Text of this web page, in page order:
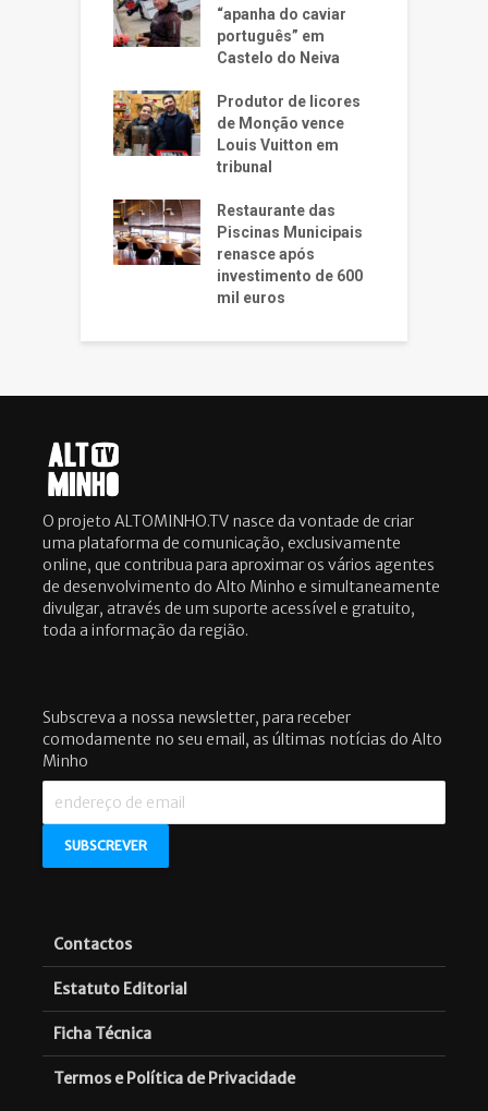
“apanha do caviar
português” em
Castelo do Neiva
Produtor de licores
de Monção vence
Louis Vuitton em
tribunal
Restaurante das
Piscinas Municipais
renasce após
investimento de 600
mil euros
O projeto ALTOMINHO.TV nasce da vontade de criar
uma plataforma de comunicação, exclusivamente
online, que contribua para aproximar os vários agentes
de desenvolvimento do Alto Minho e simultaneamente
divulgar, através de um suporte acessível e gratuito,
toda a informação da região.
Subscreva a nossa newsletter, para receber
comodamente no seu email, as últimas notícias do Alto
Minho
Contactos
Estatuto Editorial
Ficha Técnica
Termos e Política de Privacidade